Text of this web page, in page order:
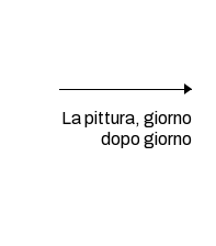
La pittura, giorno
dopo giorno